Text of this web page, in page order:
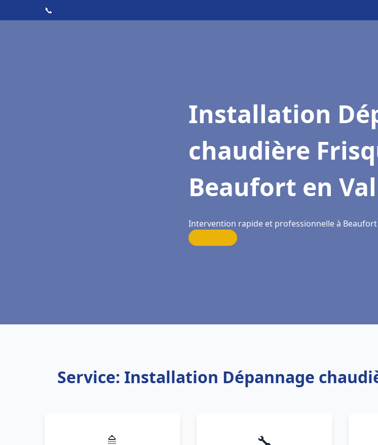
📞
Installation
chaudière
Beaufort en
Intervention rapide et professionnelle à Beaufort
Service: Installation Dépannage